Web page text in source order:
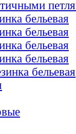
бельевая
бельевая
бельевая
бельевая
бельевая